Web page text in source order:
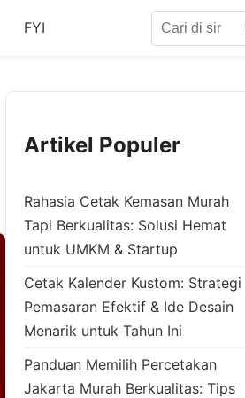
FYI
Artikel Populer
Rahasia Cetak Kemasan Murah
Tapi Berkualitas: Solusi Hemat
untuk UMKM & Startup
Cetak Kalender Kustom: Strategi
Pemasaran Efektif & Ide Desain
Menarik untuk Tahun Ini
Panduan Memilih Percetakan
Jakarta Murah Berkualitas: Tips